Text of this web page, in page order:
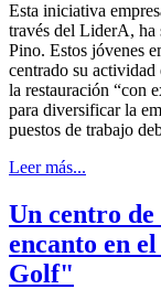
Esta iniciativa
través del LiderA, ha
Pino. Estos jóvenes
centrado su
la restauración “con
para diversificar la
puestos de trabajo
Leer más...
Un centro de
encanto en
Golf"